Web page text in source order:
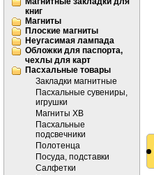
книг
Магниты
Плоские магниты
Неугасимая лампада
Обложки для паспорта,
чехлы для карт
Пасхальные товары
Закладки магнитные
Пасхальные сувениры,
игрушки
Магниты ХВ
Пасхальные
подсвечники
Полотенца
Посуда, подставки
Салфетки